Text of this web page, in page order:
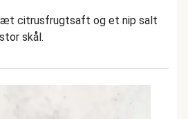
citrusfrugtsaft og et nip salt
skål.